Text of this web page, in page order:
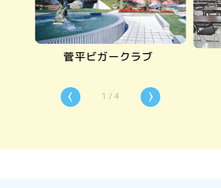
菅平ビガークラブ
1 / 4